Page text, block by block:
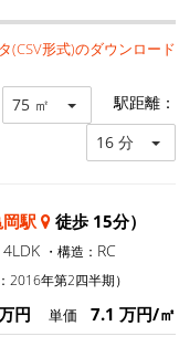
(CSV形式)のダウンロード
75 ㎡ 駅距離：
16 分
駅 徒歩 15分）
4LDK ・構造： RC
2016年第2四半期）
円 単価 7.1 万円/㎡